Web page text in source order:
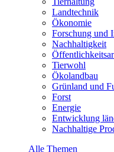
Landtechnik
Ökonomie
Forschung und
Nachhaltigkeit
Tierwohl
Ökolandbau
Grünland und
Forst
Energie
Entwicklung
Nachhaltige
Alle Themen